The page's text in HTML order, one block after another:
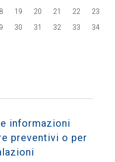
19 20 21 22
23
30 31 32 33
34
informazioni
preventivi o per